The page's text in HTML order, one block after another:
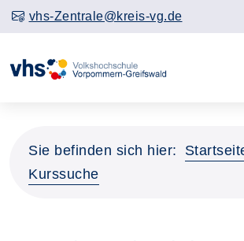
vhs-Zentrale@kreis-vg.de
Sie befinden sich hier:
Kurssuche